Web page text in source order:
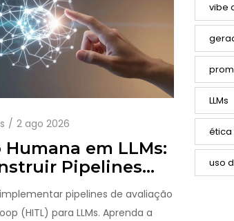
vibe
LLMs
ética
uso
2 ago 2026
Humana em LLMs:
Pipelines
de
pipelines de avaliação
(HITL) para LLMs. Aprenda a